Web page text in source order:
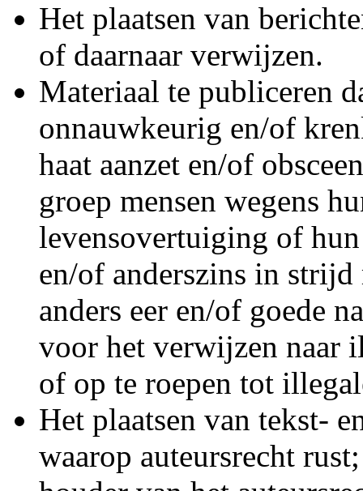
Het plaatsen van
of daarnaar verwijzen.
Materiaal te publiceren
onnauwkeurig en/of
haat aanzet en/of
groep mensen wegens
levensovertuiging of
en/of anderszins in
anders eer en/of goede
voor het verwijzen naar
of op te roepen tot
Het plaatsen van tekst-
waarop auteursrecht